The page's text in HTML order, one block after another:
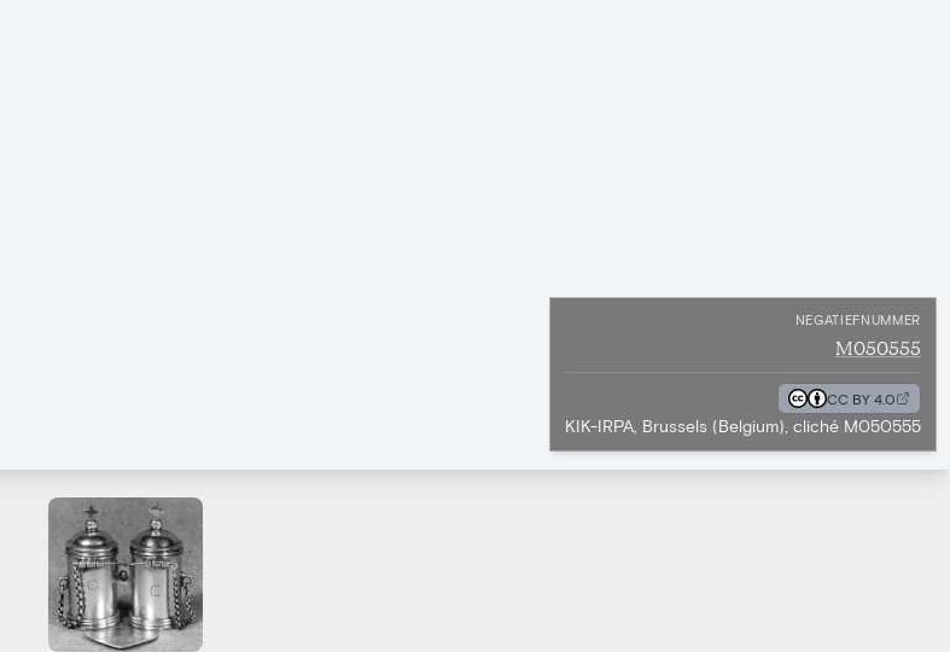
NEGATIEFNUMMER
M050555
CC BY 4.0
KIK-IRPA, Brussels (Belgium), cliché M050555